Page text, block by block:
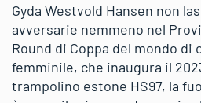
Gyda Westvold Hansen non
avversarie nemmeno nel
Round di Coppa del mondo di
femminile, che inaugura il
trampolino estone HS97, la